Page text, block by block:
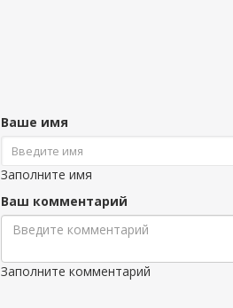
Ваше имя
Заполните имя
Ваш комментарий
Заполните комментарий